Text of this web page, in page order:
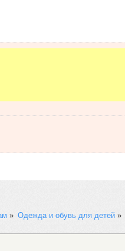
» Одежда и обувь для детей»